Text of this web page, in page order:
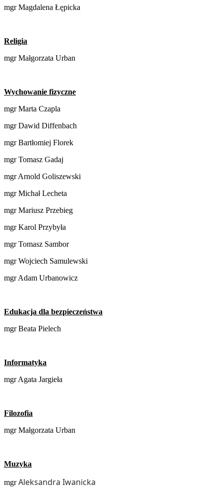
mgr Magdalena Łępicka
Religia
mgr Małgorzata Urban
Wychowanie fizyczne
mgr Marta Czapla
mgr Dawid Diffenbach
mgr Bartłomiej Florek
mgr Tomasz Gadaj
mgr Arnold Goliszewski
mgr Michał Lecheta
mgr Mariusz Przebieg
mgr Karol Przybyła
mgr Tomasz Sambor
mgr Wojciech Samulewski
mgr Adam Urbanowicz
Edukacja dla bezpieczeństwa
mgr Beata Pielech
Informatyka
mgr Agata Jargieła
Filozofia
mgr Małgorzata Urban
Muzyka
mgrAleksandra Iwanicka